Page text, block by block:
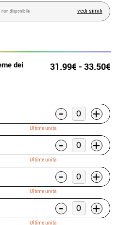
non disponibile vedi simili
dei 31.99€ - 33.50€
- +
Ultime unità
- +
Ultime unità
- +
Ultime unità
- +
Ultime unità